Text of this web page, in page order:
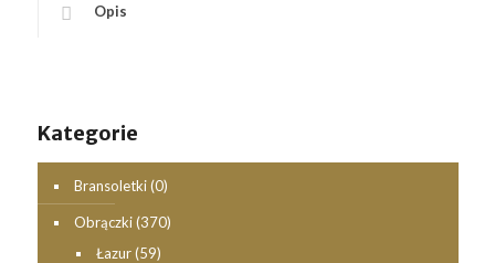
Opis
Kategorie
Bransoletki (0)
Obrączki (370)
Łazur (59)